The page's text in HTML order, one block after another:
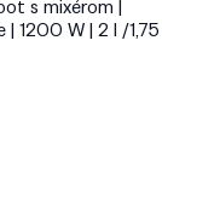
s mixérom |
| 1200 W | 2 l /1,75